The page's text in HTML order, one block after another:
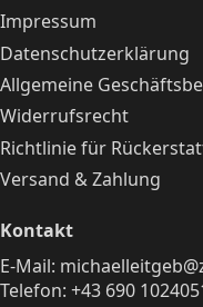
Impressum
Datenschutzerklärung
Allgemeine
Widerrufsrecht
Richtlinie für
Versand & Zahlung
Kontakt
E-Mail:
Telefon: +43 690